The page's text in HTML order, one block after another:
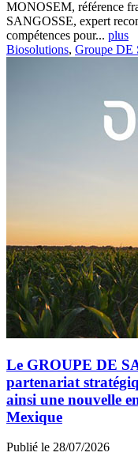
MONOSEM, référence
SANGOSSE, expert
compétences pour... plus
Biosolutions, Groupe DE
Le GROUPE DE
partenariat
ainsi une nouvelle
Mexique
Publié le 28/07/2026